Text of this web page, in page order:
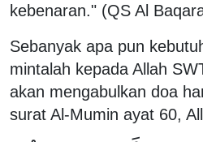
kebenaran." (QS Al
Sebanyak apa pun
mintalah kepada Allah
akan mengabulkan doa
surat Al-Mumin ayat 60,